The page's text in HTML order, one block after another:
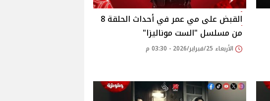
القبض على مي عمر في أحداث الحلقة 8
من مسلسل "الست موناليزا"
الأربعاء 25/فبراير/2026 - 03:30 م